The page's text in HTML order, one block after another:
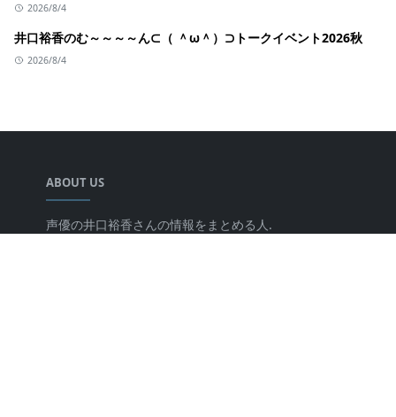
2026/8/4
井口裕香のむ～～～～ん⊂（ ＾ω＾）⊃トークイベント2026秋
2026/8/4
ABOUT US
声優の井口裕香さんの情報をまとめる人.